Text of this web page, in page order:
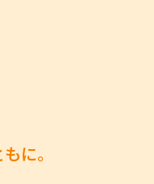
に。